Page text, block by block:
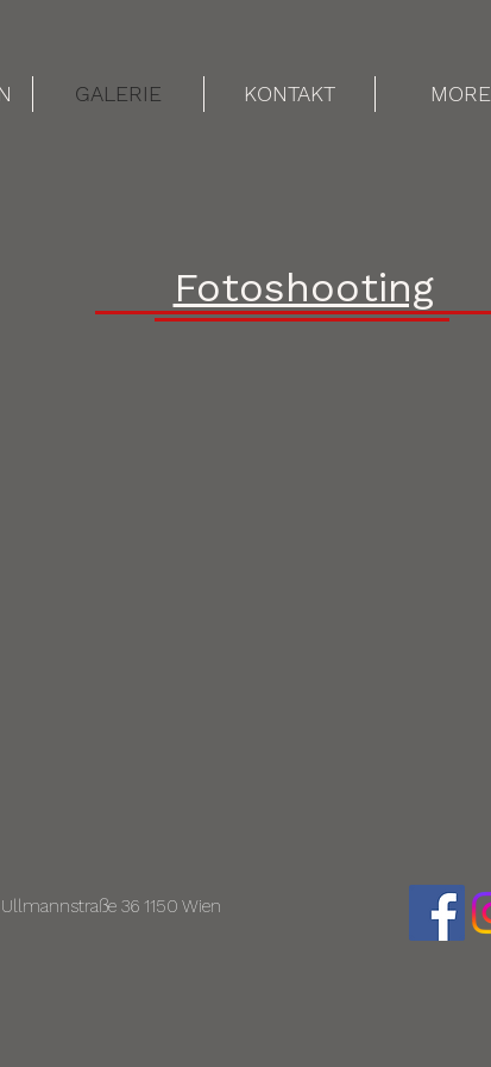
GALERIE KONTAKT MORE
Fotoshooting
36 1150 Wien